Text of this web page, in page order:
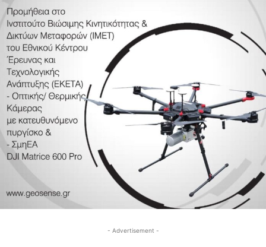
- Advertisement -